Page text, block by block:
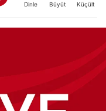
Dinle Büyüt Küçült